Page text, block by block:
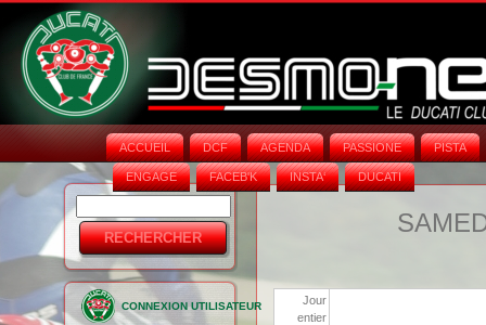
ACCUEIL DCF AGENDA PASSIONE PISTA
ENGAGE FACEB'K INSTA‘ DUCATI
Formulaire
de
recherche
CONNEXION UTILISATEUR
Jour
entier